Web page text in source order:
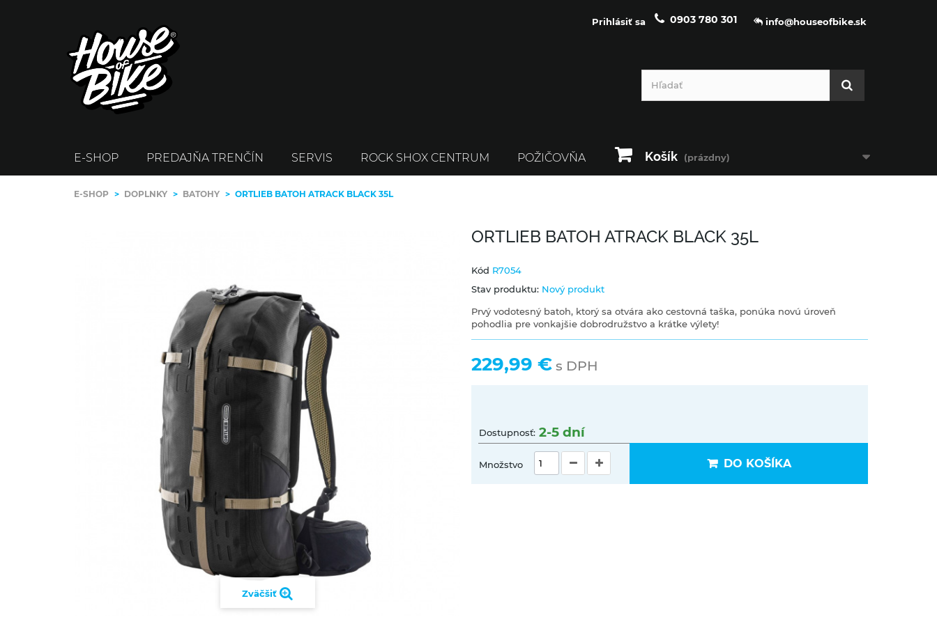
info@houseofbike.sk
0903 780 301
Prihlásiť sa
Košík (prázdny)
E-SHOP PREDAJŇA TRENČÍN SERVIS ROCK SHOX CENTRUM POŽIČOVŇA
E-SHOP > DOPLNKY > BATOHY > ORTLIEB BATOH ATRACK BLACK 35L
Zväčšiť
ORTLIEB BATOH ATRACK BLACK 35L
Kód R7054
Stav produktu: Nový produkt
Prvý vodotesný batoh, ktorý sa otvára ako cestovná taška, ponúka novú úroveň
pohodlia pre vonkajšie dobrodružstvo a krátke výlety!
229,99 € s DPH
Dostupnosť: 2-5 dní
Množstvo DO KOŠÍKA